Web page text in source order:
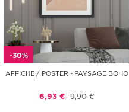
-30%
AFFICHE / POSTER - PAYSAGE BOHO
6,93 € 9,90 €